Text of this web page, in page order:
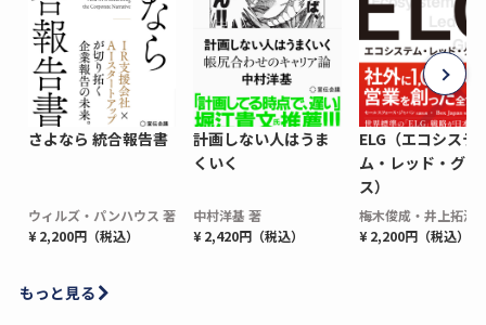
さよなら 統合報告書
ウィルズ・パンハウス 著
¥ 2,200円（税込）
計画しない人はうま
くいく
中村洋基 著
¥ 2,420円（税込）
ELG（エコシステ
ム・レッド・グロ
ス）
梅木俊成・井上拓海
¥ 2,200円（税込）
もっと見る